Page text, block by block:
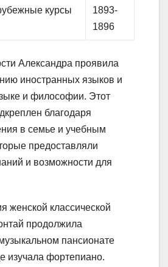
курсы
1893-
1896
Александра проявила
иностранных языков и
и философии. Этот
благодаря
в семье и учебным
предоставляли
и возможности для
женской классической
продолжила
пансионате
изучала фортепиано.